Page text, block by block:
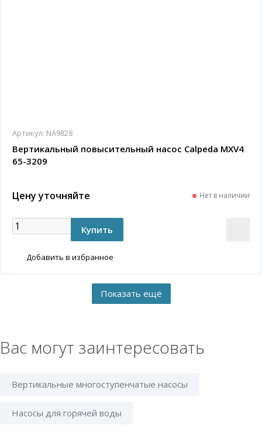
Артикул: NA9828
Вертикальный повысительный насос Calpeda MXV4
65-3209
Цену уточняйте Нет в наличии
Добавить в избранное
Вас могут заинтересовать
Вертикальные многоступенчатые насосы
Насосы для горячей воды